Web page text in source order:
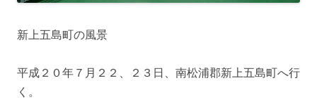
新上五島町の風景
平成２０年７月２２、２３日、南松浦郡新上五島町へ行
く。